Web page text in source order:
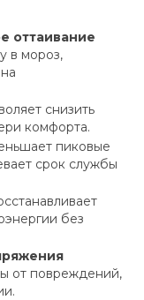
оттаивание
в мороз,
снизить
комфорта.
пиковые
срок службы
без
от повреждений,